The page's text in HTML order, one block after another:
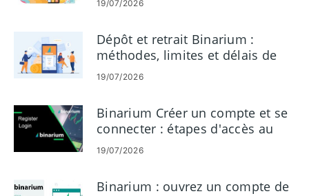
19/07/2026
Dépôt et retrait Binarium :
méthodes, limites et délais de
traitement
19/07/2026
Binarium Créer un compte et se
connecter : étapes d'accès au
compte
19/07/2026
Binarium : ouvrez un compte de